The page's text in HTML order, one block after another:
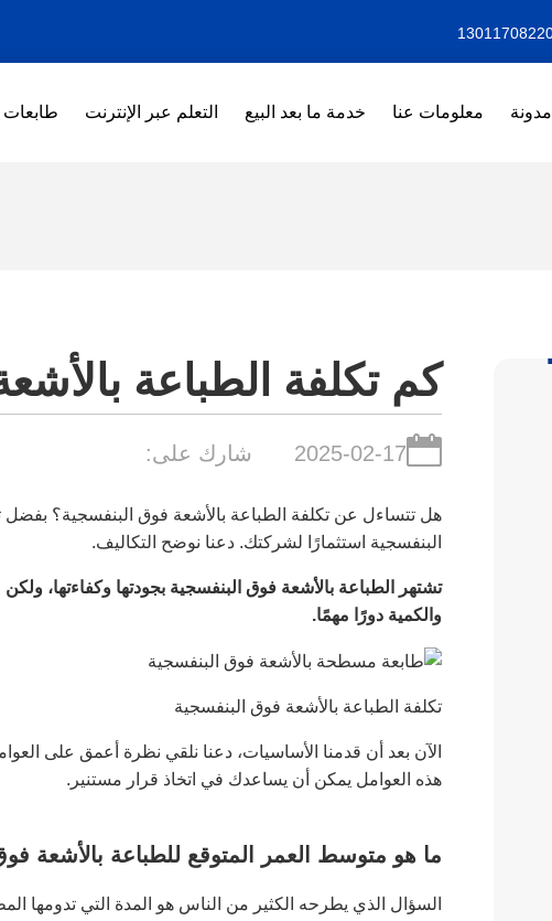
طابعات DTF التعلم عبر الإنترنت خدمة ما بعد البيع معلومات عنا مدونة
كم تكلفة الطباعة
2025-02-17 شارك على:
هل تتساءل عن تكلفة الطباعة بالأشعة فوق البنفسجية؟ بفضل
البنفسجية استثمارًا لشركتك. دعنا نوضح التكاليف.
تشتهر الطباعة بالأشعة فوق البنفسجية بجودتها وكفاءتها،
والكمية دورًا مهمًا.
تكلفة الطباعة بالأشعة فوق البنفسجية
الآن بعد أن قدمنا الأساسيات، دعنا نلقي نظرة أعمق على
هذه العوامل يمكن أن يساعدك في اتخاذ قرار مستنير.
ما هو متوسط العمر المتوقع للطباعة بالأشعة
السؤال الذي يطرحه الكثير من الناس هو المدة التي تدومها